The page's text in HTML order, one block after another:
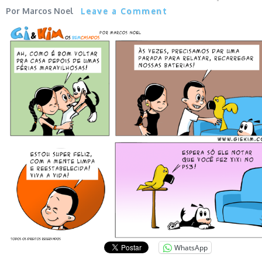
Marcos Noel Leave a Comment
WhatsApp